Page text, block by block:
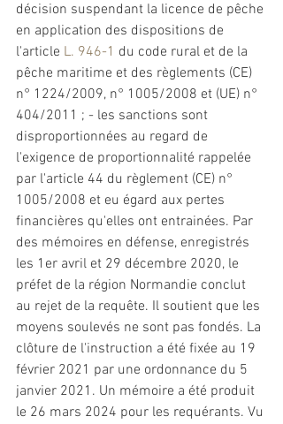
décision suspendant la licence de pêche
en application des dispositions de
l'article L. 946-1 du code rural et de la
pêche maritime et des règlements (CE)
n° 1224/2009, n° 1005/2008 et (UE) n°
404/2011 ; - les sanctions sont
disproportionnées au regard de
l'exigence de proportionnalité rappelée
par l'article 44 du règlement (CE) n°
1005/2008 et eu égard aux pertes
financières qu'elles ont entrainées. Par
des mémoires en défense, enregistrés
les 1er avril et 29 décembre 2020, le
préfet de la région Normandie conclut
au rejet de la requête. Il soutient que les
moyens soulevés ne sont pas fondés. La
clôture de l'instruction a été fixée au 19
février 2021 par une ordonnance du 5
janvier 2021. Un mémoire a été produit
le 26 mars 2024 pour les requérants. Vu